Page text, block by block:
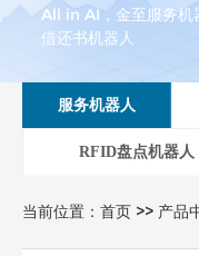
All in AI，金至服务机
借还书机器人
服务机器人
RFID盘点机器人
当前位置： 首页 >> 产品